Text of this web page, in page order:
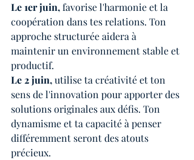
Le 1er juin, favorise l'harmonie et la
coopération dans tes relations. Ton
approche structurée aidera à
maintenir un environnement stable et
productif.
Le 2 juin, utilise ta créativité et ton
sens de l'innovation pour apporter des
solutions originales aux défis. Ton
dynamisme et ta capacité à penser
différemment seront des atouts
précieux.